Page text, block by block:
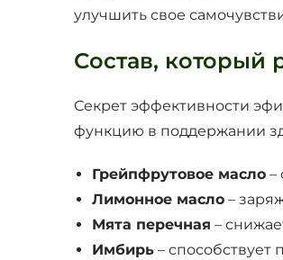
улучшить свое
Состав, который
Секрет эффективности
функцию в поддержании
Грейпфрутовое масло –
Лимонное масло –
Мята перечная –
Имбирь –